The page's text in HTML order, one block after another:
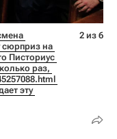
сюрприз на
Писториус
раз,
эту
2 из 6